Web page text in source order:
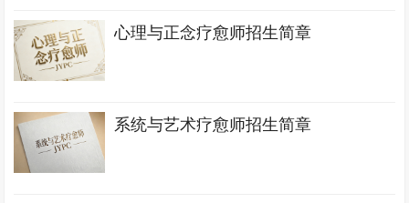
心理与正念疗愈师招生简章
系统与艺术疗愈师招生简章